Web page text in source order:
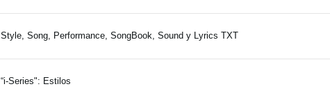
Style, Song, Performance, SongBook, Sound y Lyrics TXT
“i-Series": Estilos